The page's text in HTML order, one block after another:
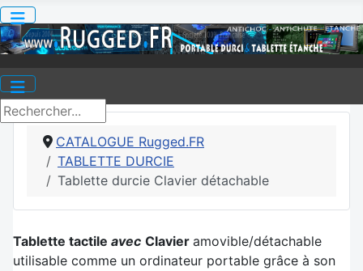
CATALOGUE Rugged.FR
TABLETTE DURCIE
Tablette durcie Clavier détachable
Tablette tactile avec Clavier amovible/détachable
utilisable comme un ordinateur portable grâce à son